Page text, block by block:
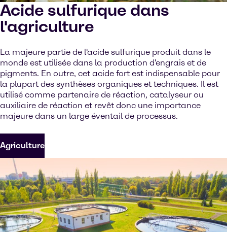
Acide sulfurique dans
l'agriculture
La majeure partie de l'acide sulfurique produit dans le
monde est utilisée dans la production d'engrais et de
pigments. En outre, cet acide fort est indispensable pour
la plupart des synthèses organiques et techniques. Il est
utilisé comme partenaire de réaction, catalyseur ou
auxiliaire de réaction et revêt donc une importance
majeure dans un large éventail de processus.
Agriculture